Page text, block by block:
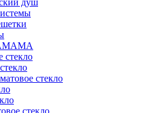
стекло
стекло
стекло